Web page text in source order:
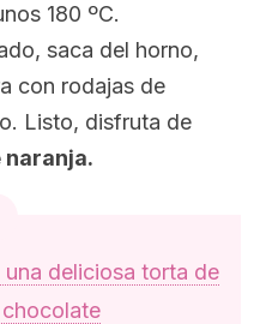
180 ºC.
saca del horno,
con rodajas de
Listo, disfruta de
una deliciosa torta de